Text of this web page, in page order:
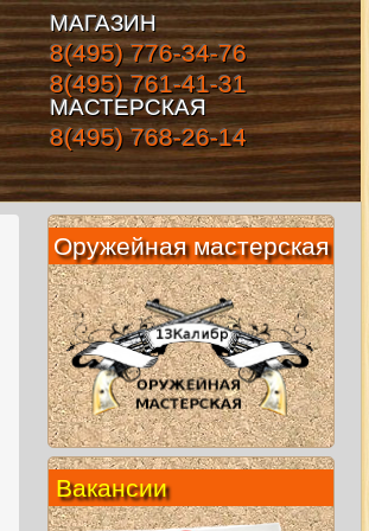
МАГАЗИН
8(495) 776-34-76
8(495) 761-41-31
МАСТЕРСКАЯ
8(495) 768-26-14
Оружейная мастерская
Вакансии